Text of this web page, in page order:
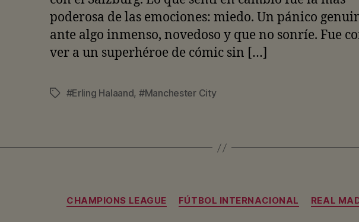
poderosa de las emociones: miedo. Un pánico
ante algo inmenso, novedoso y que no sonríe. Fue
ver a un superhéroe de cómic sin […]
Etiquetas
#Erling Halaand, #Manchester City
Categorías
CHAMPIONS LEAGUE FÚTBOL INTERNACIONAL REAL